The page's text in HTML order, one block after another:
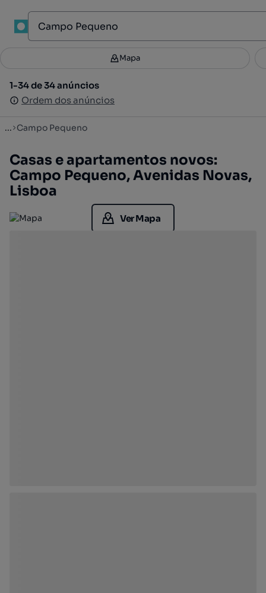
Filtros 2
1-34 de 34 anúncios
Ordem dos anúncios
Mapa
1-34 de 34 anúncios
Ordem dos anúncios
... Campo Pequeno
Casas e apartamentos novos:
Campo Pequeno, Avenidas Novas,
Lisboa
Ver Mapa